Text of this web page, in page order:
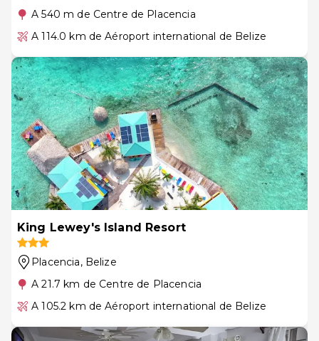
A 540 m de Centre de Placencia
A 114.0 km de Aéroport international de Belize
King Lewey's Island Resort
Placencia, Belize
A 21.7 km de Centre de Placencia
A 105.2 km de Aéroport international de Belize